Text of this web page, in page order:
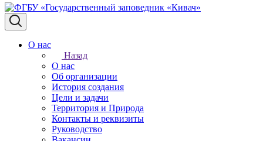
О нас
Назад
О нас
Об организации
История создания
Цели и задачи
Территория и Природа
Контакты и реквизиты
Руководство